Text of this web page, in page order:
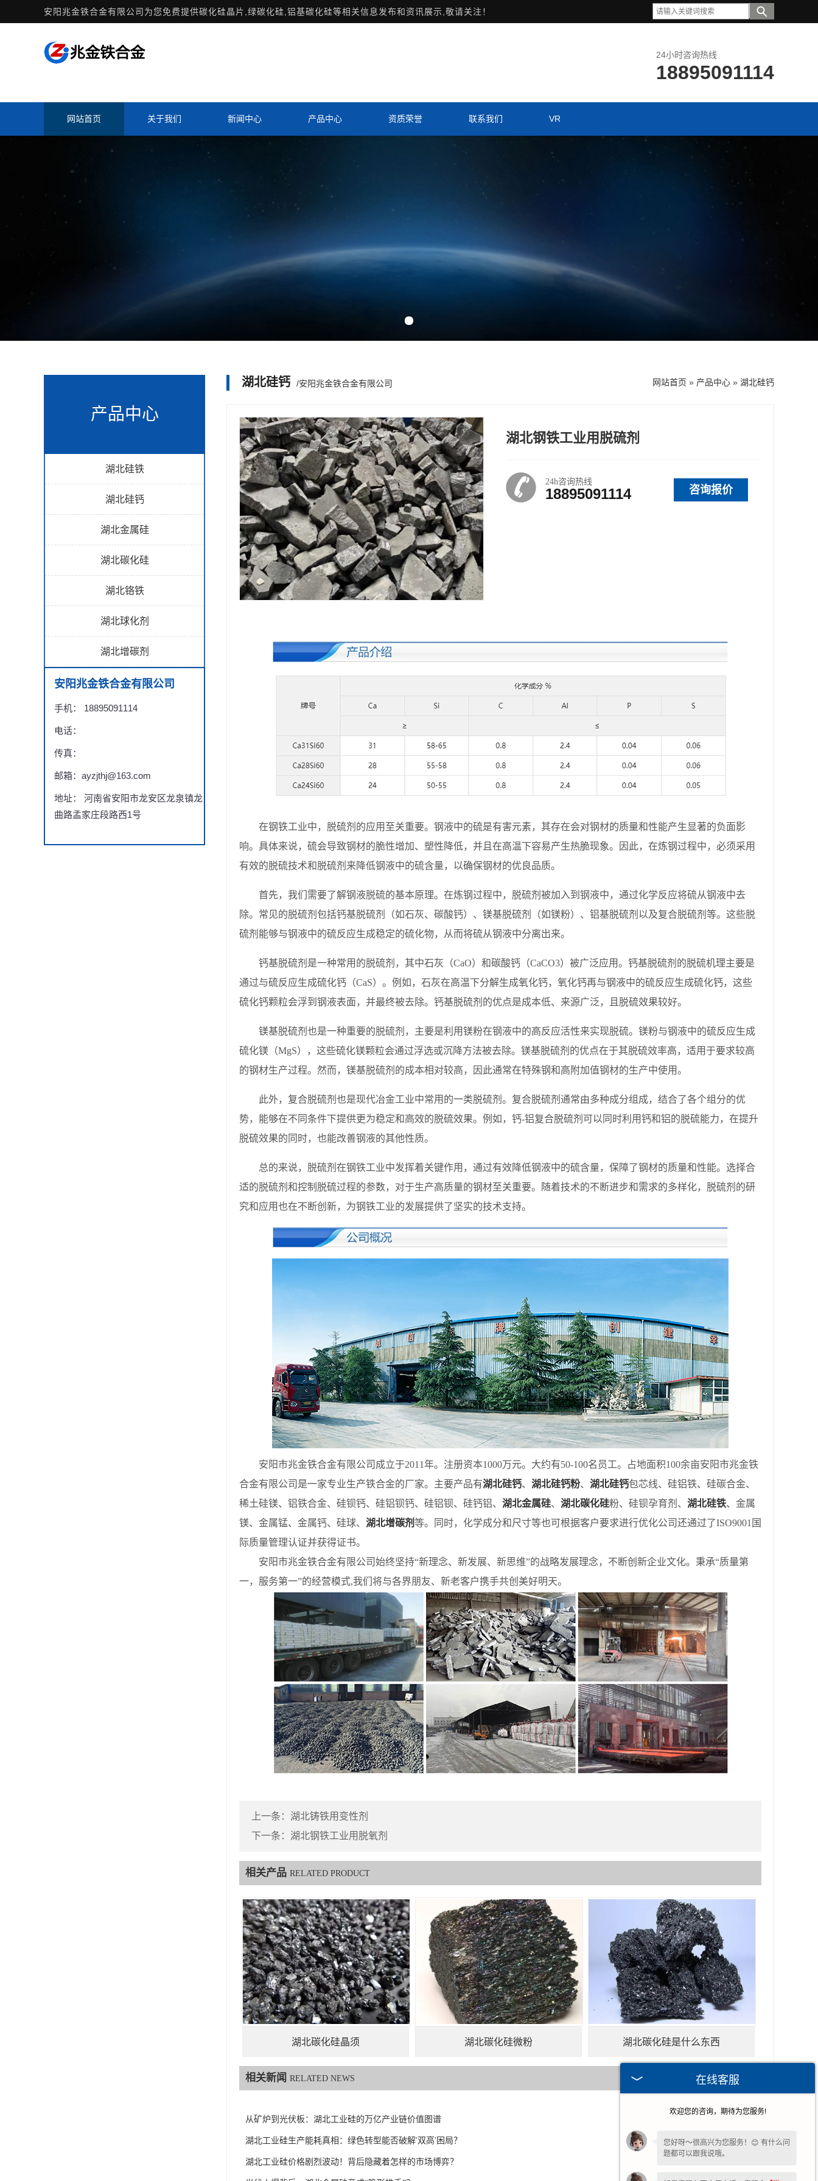
安阳兆金铁合金有限公司为您免费提供碳化硅晶片 ,绿碳化硅,铝基碳化硅等相关信息发布和资讯展示,敬请关注！
24小时咨询热线
18895091114
网站首页 关于我们 新闻中心 产品中心 资质荣誉 联系我们 VR
产品中心
湖北硅铁
湖北硅钙
湖北金属硅
湖北碳化硅
湖北铬铁
湖北球化剂
湖北增碳剂
安阳兆金铁合金有限公司
手机： 18895091114
电话：
传真：
邮箱：ayzjthj@163.com
地址： 河南省安阳市龙安区龙泉镇龙
曲路孟家庄段路西1号
湖北硅钙 /安阳兆金铁合金有限公司 网站首页 » 产品中心 » 湖北硅钙
湖北钢铁工业用脱硫剂
咨询报价
24h咨询热线
18895091114
在钢铁工业中，脱硫剂的应用至关重要。钢液中的硫是有害元素，其存在会对钢材的质量和性能产生显著的负面影
响。具体来说，硫会导致钢材的脆性增加、塑性降低，并且在高温下容易产生热脆现象。因此，在炼钢过程中，必须采用
有效的脱硫技术和脱硫剂来降低钢液中的硫含量，以确保钢材的优良品质。
首先，我们需要了解钢液脱硫的基本原理。在炼钢过程中，脱硫剂被加入到钢液中，通过化学反应将硫从钢液中去
除。常见的脱硫剂包括钙基脱硫剂（如石灰、碳酸钙）、镁基脱硫剂（如镁粉）、铝基脱硫剂以及复合脱硫剂等。这些脱
硫剂能够与钢液中的硫反应生成稳定的硫化物，从而将硫从钢液中分离出来。
钙基脱硫剂是一种常用的脱硫剂，其中石灰（CaO）和碳酸钙（CaCO3）被广泛应用。钙基脱硫剂的脱硫机理主要是
通过与硫反应生成硫化钙（CaS）。例如，石灰在高温下分解生成氧化钙，氧化钙再与钢液中的硫反应生成硫化钙，这些
硫化钙颗粒会浮到钢液表面，并最终被去除。钙基脱硫剂的优点是成本低、来源广泛，且脱硫效果较好。
镁基脱硫剂也是一种重要的脱硫剂，主要是利用镁粉在钢液中的高反应活性来实现脱硫。镁粉与钢液中的硫反应生成
硫化镁（MgS），这些硫化镁颗粒会通过浮选或沉降方法被去除。镁基脱硫剂的优点在于其脱硫效率高，适用于要求较高
的钢材生产过程。然而，镁基脱硫剂的成本相对较高，因此通常在特殊钢和高附加值钢材的生产中使用。
此外，复合脱硫剂也是现代冶金工业中常用的一类脱硫剂。复合脱硫剂通常由多种成分组成，结合了各个组分的优
势，能够在不同条件下提供更为稳定和高效的脱硫效果。例如，钙-铝复合脱硫剂可以同时利用钙和铝的脱硫能力，在提升
脱硫效果的同时，也能改善钢液的其他性质。
总的来说，脱硫剂在钢铁工业中发挥着关键作用，通过有效降低钢液中的硫含量，保障了钢材的质量和性能。选择合
适的脱硫剂和控制脱硫过程的参数，对于生产高质量的钢材至关重要。随着技术的不断进步和需求的多样化，脱硫剂的研
究和应用也在不断创新，为钢铁工业的发展提供了坚实的技术支持。
安阳市兆金铁合金有限公司成立于2011年。注册资本1000万元。大约有50-100名员工。占地面积100余亩安阳市兆金铁
合金有限公司是一家专业生产铁合金的厂家。主要产品有湖北硅钙、 湖北硅钙粉、 湖北硅钙包芯线、硅铝铁、硅碳合金、
稀土硅镁、铝铁合金、硅钡钙、硅铝钡钙、硅铝钡、硅钙铝、 湖北金属硅、 湖北碳化硅粉、硅钡孕育剂、 湖北硅铁、金属
镁、金属锰、金属钙、硅球、 湖北增碳剂等。同时，化学成分和尺寸等也可根据客户要求进行优化公司还通过了ISO9001国
际质量管理认证并获得证书。
安阳市兆金铁合金有限公司始终坚持“新理念、新发展、新思维”的战略发展理念，不断创新企业文化。秉承“质量第
一，服务第一”的经营模式,我们将与各界朋友、新老客户携手共创美好明天。
上一条： 湖北铸铁用变性剂
下一条： 湖北钢铁工业用脱氧剂
相关产品 RELATED PRODUCT
湖北碳化硅晶须 湖北碳化硅微粉 湖北碳化硅是什么东西
相关新闻 RELATED NEWS
从矿炉到光伏板：湖北工业硅的万亿产业链价值图谱
湖北工业硅生产能耗真相：绿色转型能否破解'双高'困局？ 2025-04-22
湖北工业硅价格剧烈波动！背后隐藏着怎样的市场博弈？
在线客服
欢迎您的咨询，期待为您服务!
您好呀～很高兴为您服务！😊 有什么问
题都可以跟我说哦。